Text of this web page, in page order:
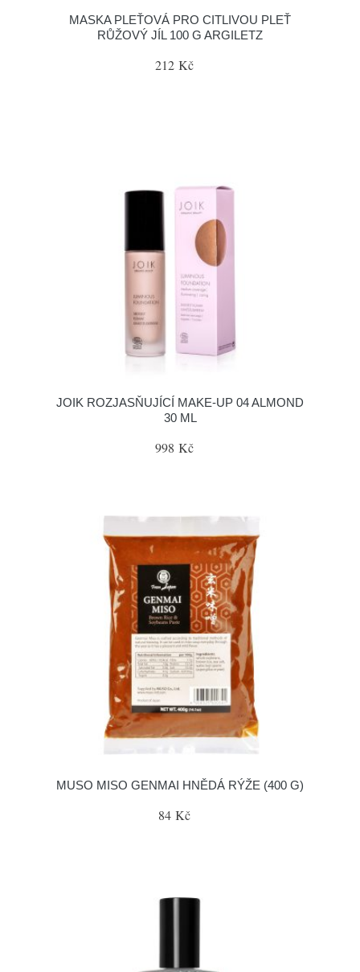
MASKA PLEŤOVÁ PRO CITLIVOU PLEŤ
RŮŽOVÝ JÍL 100 G ARGILETZ
212 Kč
JOIK ROZJASŇUJÍCÍ MAKE-UP 04 ALMOND
30 ML
998 Kč
MUSO MISO GENMAI HNĚDÁ RÝŽE (400 G)
84 Kč